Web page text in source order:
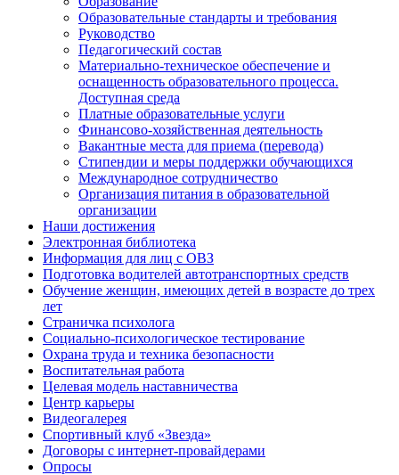
Образовательные стандарты и требования
Руководство
Педагогический состав
Материально-техническое обеспечение и
оснащенность образовательного процесса.
Доступная среда
Платные образовательные услуги
Финансово-хозяйственная деятельность
Вакантные места для приема (перевода)
Стипендии и меры поддержки обучающихся
Международное сотрудничество
Организация питания в образовательной
организации
Наши достижения
Электронная библиотека
Информация для лиц с ОВЗ
Подготовка водителей автотранспортных средств
Обучение женщин, имеющих детей в возрасте до трех
лет
Страничка психолога
Социально-психологическое тестирование
Охрана труда и техника безопасности
Воспитательная работа
Целевая модель наставничества
Центр карьеры
Видеогалерея
Спортивный клуб «Звезда»
Договоры с интернет-провайдерами
Опросы